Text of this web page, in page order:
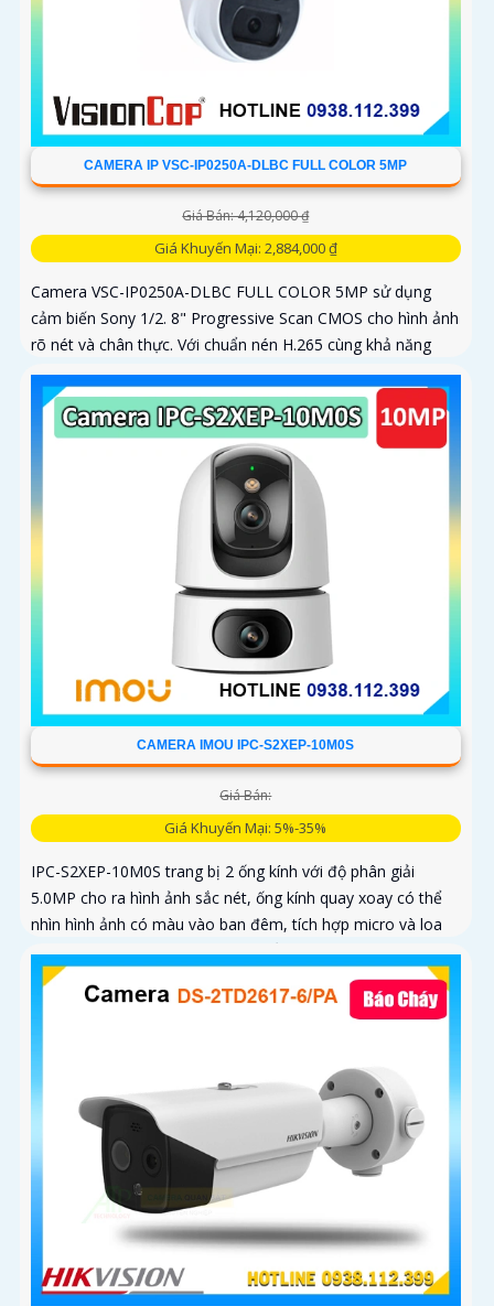
CAMERA IP VSC-IP0250A-DLBC FULL COLOR 5MP
Giá Bán: 4,120,000 ₫
Giá Khuyến Mại: 2,884,000 ₫
Camera VSC-IP0250A-DLBC FULL COLOR 5MP sử dụng
cảm biến Sony 1/2. 8" Progressive Scan CMOS cho hình ảnh
rõ nét và chân thực. Với chuẩn nén H.265 cùng khả năng
zoom quang 4X...
CAMERA IMOU IPC-S2XEP-10M0S
Giá Bán:
Giá Khuyến Mại: 5%-35%
IPC-S2XEP-10M0S trang bị 2 ống kính với độ phân giải
5.0MP cho ra hình ảnh sắc nét, ống kính quay xoay có thể
nhìn hình ảnh có màu vào ban đêm, tích hợp micro và loa
giúp đàm thoại 2 chiều, trang bị cổng LAN cắm mạng trực
tiếp nâng cao độ ổn định